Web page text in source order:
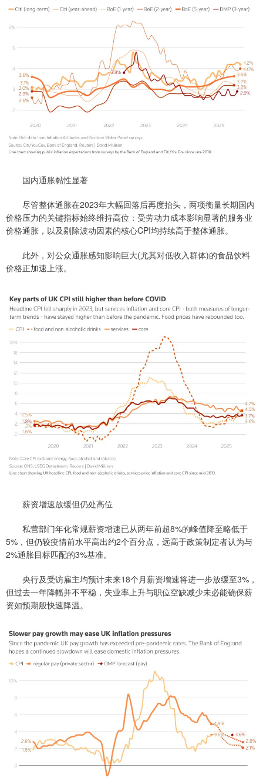
国内通胀黏性显著
尽管整体通胀在2023年大幅回落后再度抬头，两项衡量长期国内
价格压力的关键指标始终维持高位：受劳动力成本影响显著的服务业
价格通胀，以及剔除波动因素的核心CPI均持续高于整体通胀。
此外，对公众通胀感知影响巨大(尤其对低收入群体)的食品饮料
价格正加速上涨。
薪资增速放缓但仍处高位
私营部门年化常规薪资增速已从两年前超8%的峰值降至略低于
5%，但仍较疫情前水平高出约2个百分点，远高于政策制定者认为与
2%通胀目标匹配的3%基准。
央行及受访雇主均预计未来18个月薪资增速将进一步放缓至3%，
但过去一年降幅并不平稳，失业率上升与职位空缺减少未必能确保薪
资如预期般快速降温。